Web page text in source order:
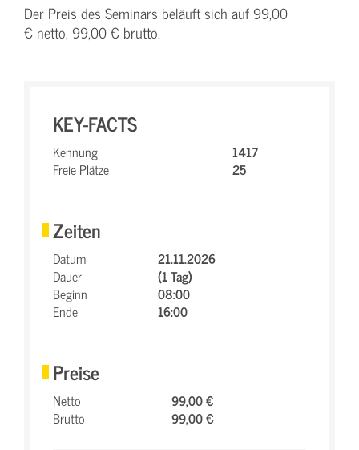
Der Preis des Seminars beläuft sich auf 99,00
€ netto, 99,00 € brutto.
KEY-FACTS
Kennung
1417
Freie Plätze
25
Zeiten
Datum
21.11.2026
Dauer
(1 Tag)
Beginn
08:00
Ende
16:00
Preise
Netto
99,00 €
Brutto
99,00 €